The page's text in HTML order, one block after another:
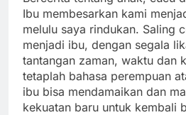
Ibu membesarkan kami
melulu saya rindukan. Saling
menjadi ibu, dengan segala
tantangan zaman, waktu dan
tetaplah bahasa perempuan
ibu bisa mendamaikan dan
kekuatan baru untuk kembali